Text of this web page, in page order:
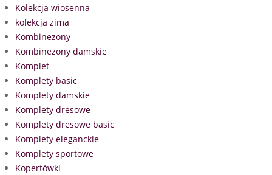
Kolekcja wiosenna
kolekcja zima
Kombinezony
Kombinezony damskie
Komplet
Komplety basic
Komplety damskie
Komplety dresowe
Komplety dresowe basic
Komplety eleganckie
Komplety sportowe
Kopertówki